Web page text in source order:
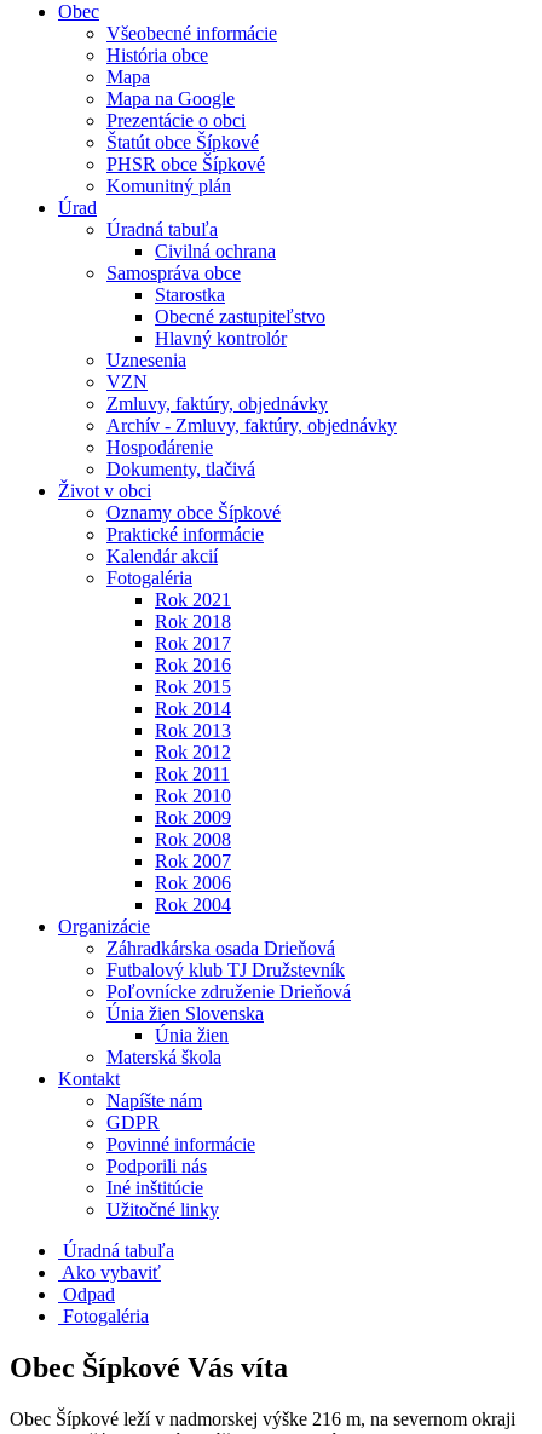
Obec
Všeobecné informácie
História obce
Mapa
Mapa na Google
Prezentácie o obci
Štatút obce Šípkové
PHSR obce Šípkové
Komunitný plán
Úrad
Úradná tabuľa
Civilná ochrana
Samospráva obce
Starostka
Obecné zastupiteľstvo
Hlavný kontrolór
Uznesenia
VZN
Zmluvy, faktúry, objednávky
Archív - Zmluvy, faktúry, objednávky
Hospodárenie
Dokumenty, tlačivá
Život v obci
Oznamy obce Šípkové
Praktické informácie
Kalendár akcií
Fotogaléria
Rok 2021
Rok 2018
Rok 2017
Rok 2016
Rok 2015
Rok 2014
Rok 2013
Rok 2012
Rok 2011
Rok 2010
Rok 2009
Rok 2008
Rok 2007
Rok 2006
Rok 2004
Organizácie
Záhradkárska osada Drieňová
Futbalový klub TJ Družstevník
Poľovnícke združenie Drieňová
Únia žien Slovenska
Únia žien
Materská škola
Kontakt
Napíšte nám
GDPR
Povinné informácie
Podporili nás
Iné inštitúcie
Užitočné linky
Úradná tabuľa
Ako vybaviť
Odpad
Fotogaléria
Obec Šípkové Vás víta
Obec Šípkové leží v nadmorskej výške 216 m, na severnom okraji